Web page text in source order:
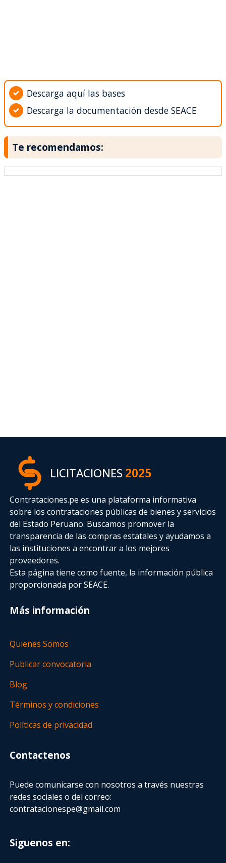
Descarga aquí las bases
Descarga la documentación desde SEACE
Te recomendamos:
LICITACIONES2025
Contrataciones.pe es una plataforma informativa
sobre los contrataciones públicas de bienes y servicios
del Estado Peruano. Buscamos promover la
transparencia de las compras estatalesy ayudamos a
las instituciones a encontrar a los mejores
proveedores.
Esta página tiene como fuente, la información pública
proporcionada por SEACE.
Más información
Quienes Somos
Publicar convocatoria
Blog
Términos y condiciones
Políticas de privacidad
Contactenos
Puede comunicarse con nosotros a través nuestras
redes sociales o del correo:
contratacionespe@gmail.com
Siguenos en: